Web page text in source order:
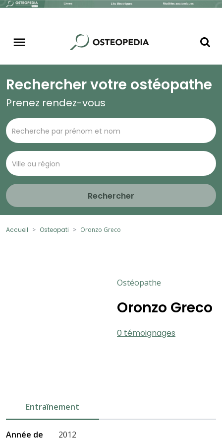
Rechercher votre ostéopathe
Prenez rendez-vous
Rechercher
Accueil Osteopati Oronzo Greco
Ostéopathe
Oronzo Greco
0 témoignages
Entraînement
Année de
2012